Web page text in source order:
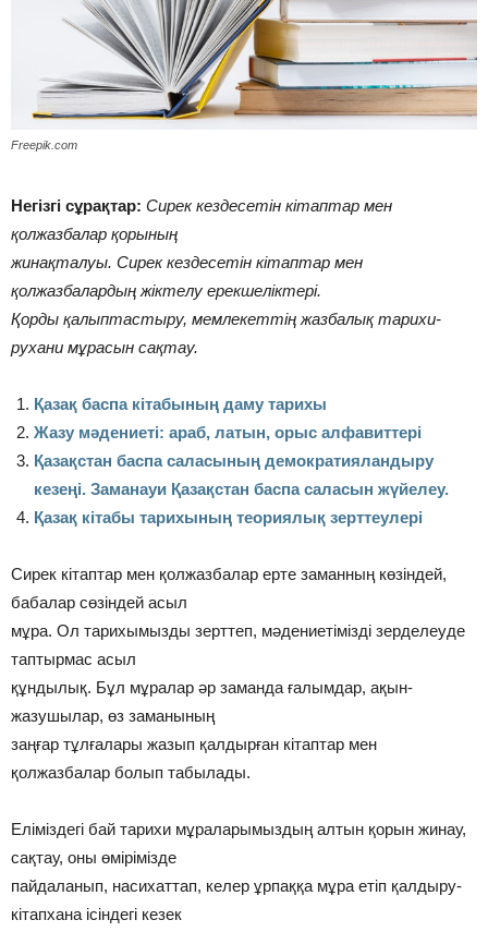
Freepik.com
Негізгі сұрақтар: Сирек кездесетін кітаптар мен
қолжазбалар қорының
жинақталуы. Сирек кездесетін кітаптар мен
қолжазбалардың жіктелу ерекшеліктері.
Қорды қалыптастыру, мемлекеттің жазбалық тарихи-
рухани мұрасын сақтау.
Қазақ баспа кітабының даму тарихы
Жазу мәдениеті: араб, латын, орыс алфавиттері
Қазақстан баспа саласының демократияландыру
кезеңі. Заманауи Қазақстан баспа саласын жүйелеу.
Қазақ кітабы тарихының теориялық зерттеулері
Сирек кітаптар мен қолжазбалар ерте заманның көзіндей,
бабалар сөзіндей асыл
мұра. Ол тарихымызды зерттеп, мәдениетімізді зерделеуде
таптырмас асыл
құндылық. Бұл мұралар әр заманда ғалымдар, ақын-
жазушылар, өз заманының
заңғар тұлғалары жазып қалдырған кітаптар мен
қолжазбалар болып табылады.
Еліміздегі бай тарихи мұраларымыздың алтын қорын жинау,
сақтау, оны өмірімізде
пайдаланып, насихаттап, келер ұрпаққа мұра етіп қалдыру-
кітапхана ісіндегі кезек